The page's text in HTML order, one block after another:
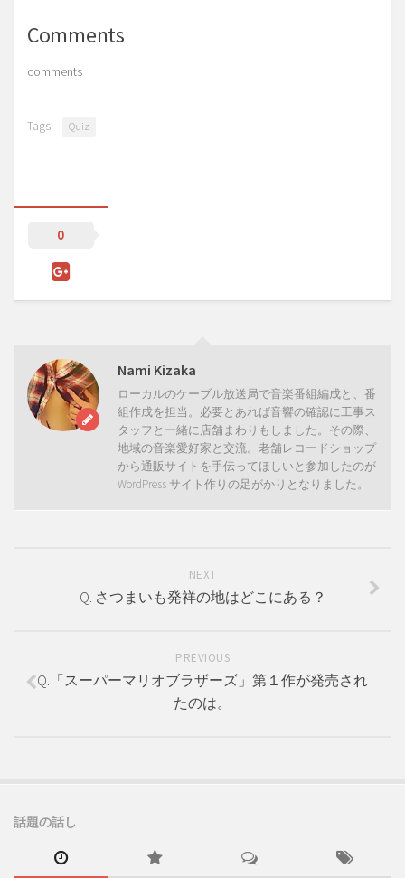
Comments
comments
Tags: Quiz
0
Nami Kizaka
ローカルのケーブル放送局で音楽番組編成と、番
組作成を担当。必要とあれば音響の確認に工事ス
タッフと一緒に店舗まわりもしました。その際、
地域の音楽愛好家と交流。老舗レコードショップ
から通販サイトを手伝ってほしいと参加したのが
WordPress サイト作りの足がかりとなりました。
NEXT
Q. さつまいも発祥の地はどこにある？
PREVIOUS
Q.「スーパーマリオブラザーズ」第１作が発売され
たのは。
話題の話し